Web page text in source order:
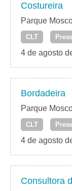
Costureira
Parque
CLT
4 de agosto
Bordadeira
Parque
CLT
4 de agosto
Consultora